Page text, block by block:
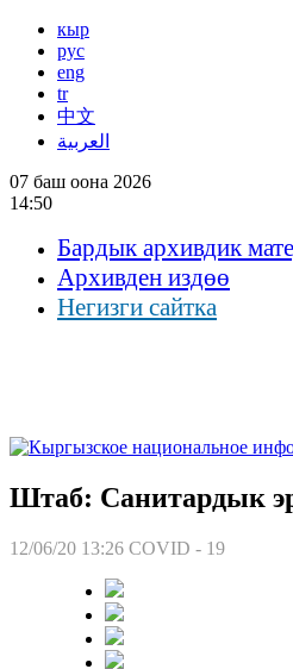
кыр
рус
eng
tr
中文
العربية
07 баш оона 2026
14:50
Бардык архивдик
Архивден издөө
Негизги сайтка
Штаб: Санитардык
12/06/20 13:26 COVID - 19